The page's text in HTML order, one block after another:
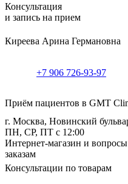
Консультация
и запись на прием
Киреева Арина Германовна
+7 906 726-93-97
Приём пациентов в GMT
г. Москва, Новинский
ПН, СР, ПТ с 12:00
Интернет-магазин и
заказам
Консультации по товарам